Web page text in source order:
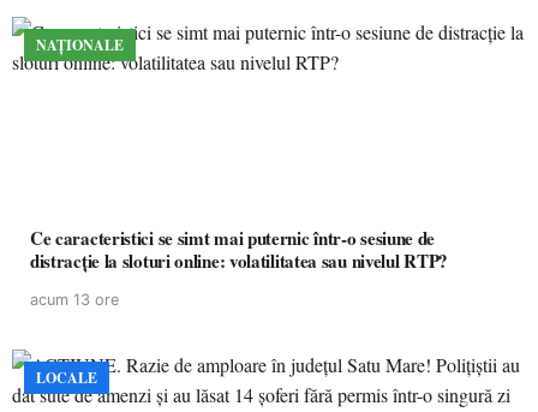
NAȚIONALE
Ce caracteristici se simt mai puternic într-o sesiune de
distracție la sloturi online: volatilitatea sau nivelul RTP?
acum 13 ore
LOCALE